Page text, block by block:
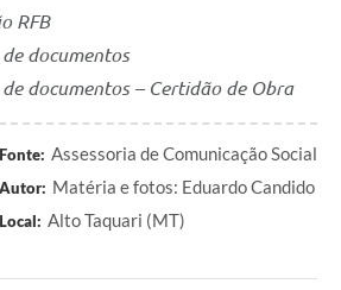
RFB
documentos
documentos – Certidão de Obra
Fonte: Assessoria de Comunicação Social
Autor: Matéria e fotos: Eduardo Candido
Local: Alto Taquari (MT)